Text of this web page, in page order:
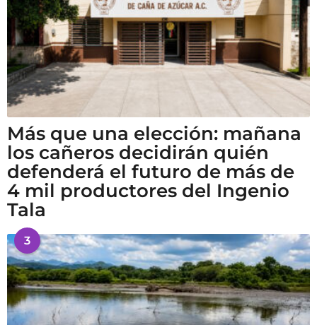
Más que una elección: mañana
los cañeros decidirán quién
defenderá el futuro de más de
4 mil productores del Ingenio
Tala
3